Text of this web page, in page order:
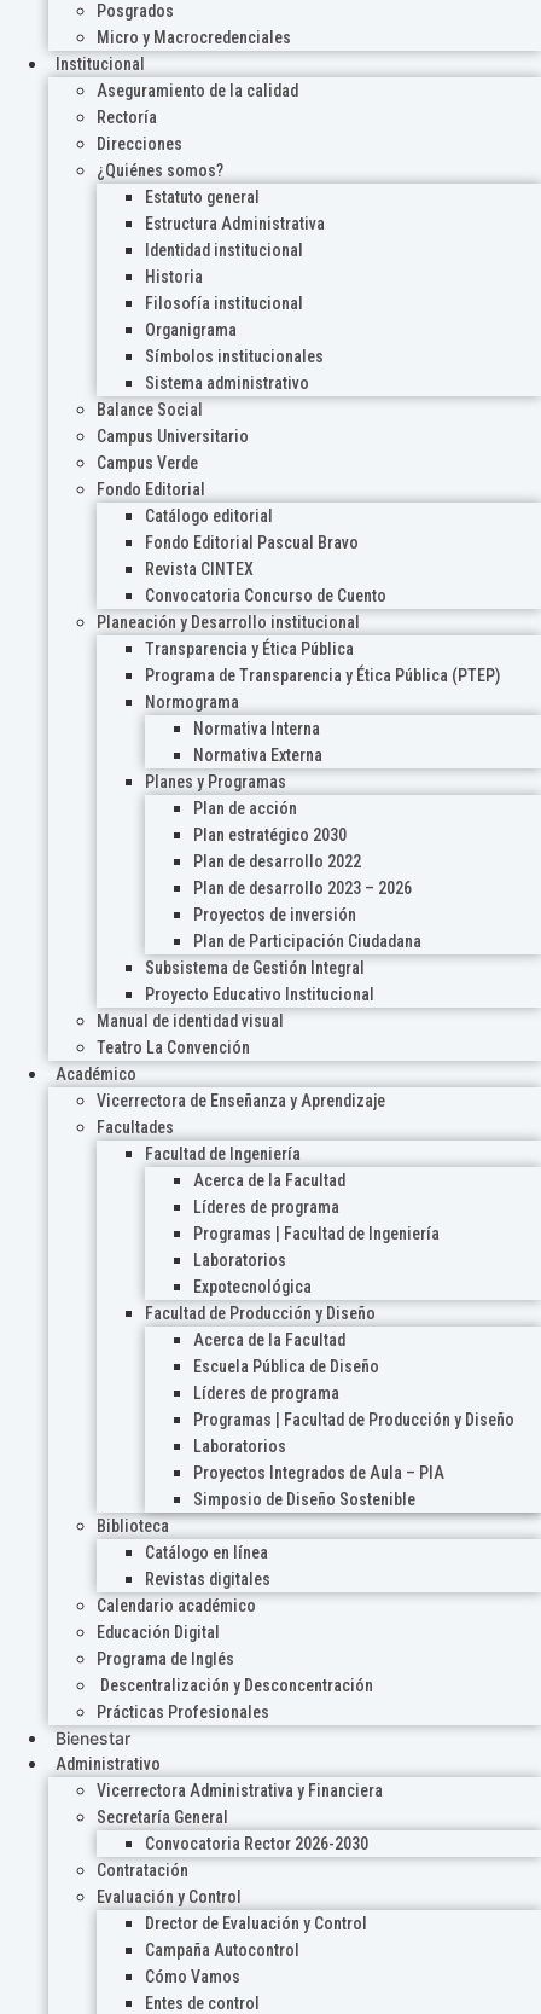
Posgrados
Micro y Macrocredenciales
Institucional
Aseguramiento de la calidad
Rectoría
Direcciones
¿Quiénes somos?
Estatuto general
Estructura Administrativa
Identidad institucional
Historia
Filosofía institucional
Organigrama
Símbolos institucionales
Sistema administrativo
Balance Social
Campus Universitario
Campus Verde
Fondo Editorial
Catálogo editorial
Fondo Editorial Pascual Bravo
Revista CINTEX
Convocatoria Concurso de Cuento
Planeación y Desarrollo institucional
Transparencia y Ética Pública
Programa de Transparencia y Ética Pública (PTEP)
Normograma
Normativa Interna
Normativa Externa
Planes y Programas
Plan de acción
Plan estratégico 2030
Plan de desarrollo 2022
Plan de desarrollo 2023 – 2026
Proyectos de inversión
Plan de Participación Ciudadana
Subsistema de Gestión Integral
Proyecto Educativo Institucional
Manual de identidad visual
Teatro La Convención
Académico
Vicerrectora de Enseñanza y Aprendizaje
Facultades
Facultad de Ingeniería
Acerca de la Facultad
Líderes de programa
Programas | Facultad de Ingeniería
Laboratorios
Expotecnológica
Facultad de Producción y Diseño
Acerca de la Facultad
Escuela Pública de Diseño
Líderes de programa
Programas | Facultad de Producción y Diseño
Laboratorios
Proyectos Integrados de Aula – PIA
Simposio de Diseño Sostenible
Biblioteca
Catálogo en línea
Revistas digitales
Calendario académico
Educación Digital
Programa de Inglés
Descentralización y Desconcentración
Prácticas Profesionales
Bienestar
Administrativo
Vicerrectora Administrativa y Financiera
Secretaría General
Convocatoria Rector 2026-2030
Contratación
Evaluación y Control
Drector de Evaluación y Control
Campaña Autocontrol
Cómo Vamos
Entes de control